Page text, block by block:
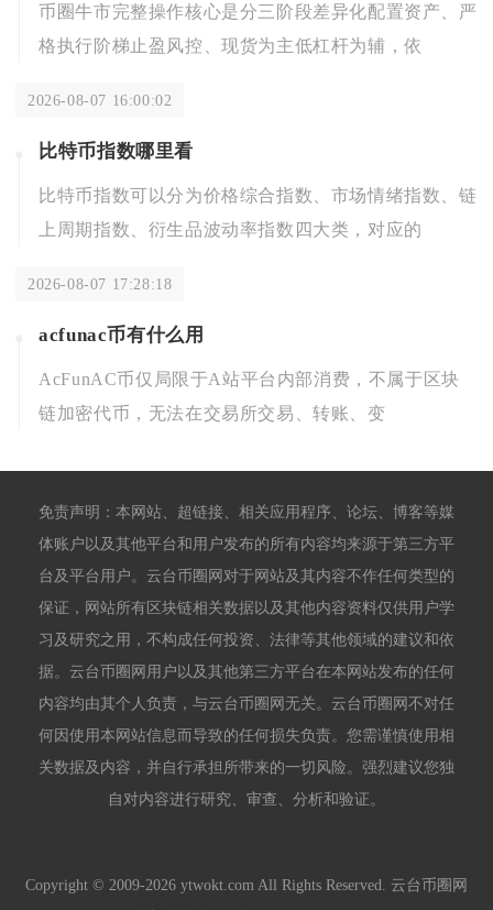
币圈牛市完整操作核心是分三阶段差异化配置资产、严
格执行阶梯止盈风控、现货为主低杠杆为辅，依
2026-08-07 16:00:02
比特币指数哪里看
比特币指数可以分为价格综合指数、市场情绪指数、链
上周期指数、衍生品波动率指数四大类，对应的
2026-08-07 17:28:18
acfunac币有什么用
AcFunAC币仅局限于A站平台内部消费，不属于区块
链加密代币，无法在交易所交易、转账、变
免责声明：本网站、超链接、相关应用程序、论坛、博客等媒
体账户以及其他平台和用户发布的所有内容均来源于第三方平
台及平台用户。云台币圈网对于网站及其内容不作任何类型的
保证，网站所有区块链相关数据以及其他内容资料仅供用户学
习及研究之用，不构成任何投资、法律等其他领域的建议和依
据。云台币圈网用户以及其他第三方平台在本网站发布的任何
内容均由其个人负责，与云台币圈网无关。云台币圈网不对任
何因使用本网站信息而导致的任何损失负责。您需谨慎使用相
关数据及内容，并自行承担所带来的一切风险。强烈建议您独
自对内容进行研究、审查、分析和验证。
Copyright © 2009-2026 ytwokt.com All Rights Reserved. 云台币圈网